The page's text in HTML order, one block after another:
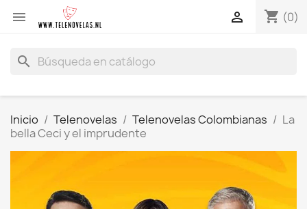
 shopping_cart (0)

search
Inicio Telenovelas Telenovelas Colombianas
La
bella Ceci y el imprudente